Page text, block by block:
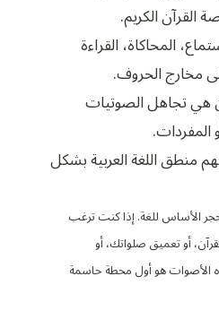
الكريم.
المحاكاة، القراءة
مخارج الحروف.
هي تجاهل الصوتيات
المفردات.
منطق اللغة العربية بشكل
الأساس للغة. إذا كنت ترغب
أو تعميق صلواتك، أو
الأصوات هو أول محطة حاسمة